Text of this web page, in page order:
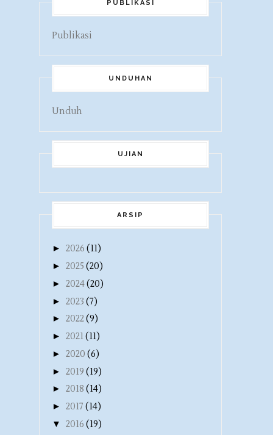
PUBLIKASI
Publikasi
UNDUHAN
Unduh
UJIAN
ARSIP
► 2026 (11)
► 2025 (20)
► 2024(20)
► 2023 (7)
► 2022(9)
► 2021(11)
► 2020 (6)
► 2019 (19)
► 2018 (14)
► 2017 (14)
▼ 2016 (19)